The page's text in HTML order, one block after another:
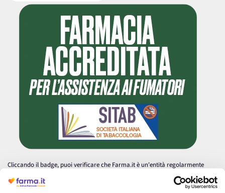
Cliccando il badge, puoi verificare che Farma.it è un'entità regolarmente
autorizzata dal Ministero della Salute a effettuare la vendita online di
medicinali.